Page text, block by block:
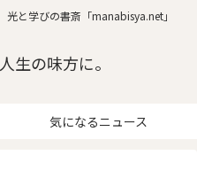
と学びの書斎「manabisya.net」
生の味方に。
気になるニュース